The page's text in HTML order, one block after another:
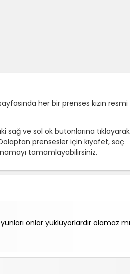
her bir prenses kızın resmi
sağ ve sol ok butonlarına tıklayarak
prensesler için kıyafet, saç
tamamlayabilirsiniz.
onlar yüklüyorlardır olamaz mı